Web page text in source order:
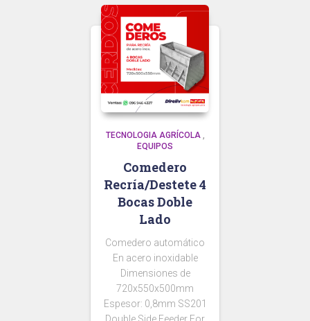
TECNOLOGIA AGRÍCOLA,
EQUIPOS
Comedero
Recría/Destete 4
Bocas Doble
Lado
Comedero automático
En acero inoxidable
Dimensiones de
720x550x500mm
Espesor: 0,8mm SS201
Double Side Feeder For